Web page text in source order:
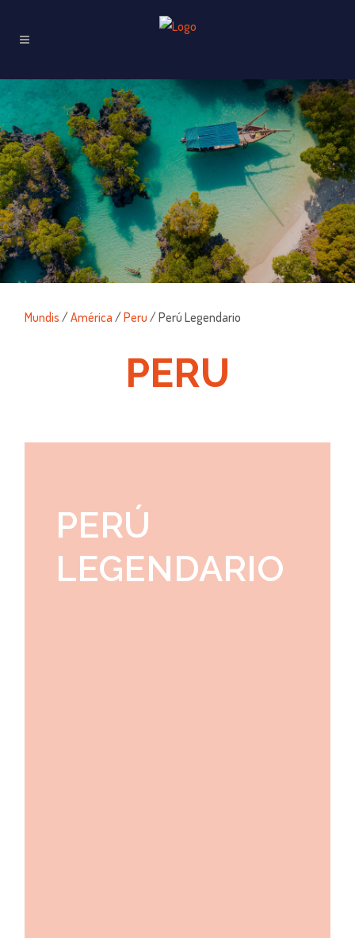
Mundis /América /Peru / Perú Legendario
PERU
PERÚ
LEGENDARIO